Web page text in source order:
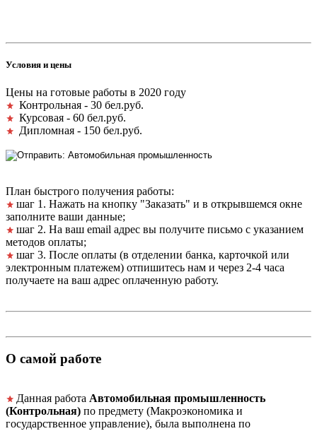
Условия и цены
Цены на готовые работы в 2020 году
Контрольная - 30 бел.руб.
Курсовая - 60 бел.руб.
Дипломная - 150 бел.руб.
План быстрого получения работы:
шаг 1. Нажать на кнопку "Заказать" и в открывшемся окне
заполните ваши данные;
шаг 2. На ваш email адрес вы получите письмо с указанием
методов оплаты;
шаг 3. После оплаты (в отделении банка, карточкой или
электронным платежем) отпишитесь нам и через 2-4 часа
получаете на ваш адрес оплаченную работу.
О самой работе
Данная работа Автомобильная промышленность
(Контрольная) по предмету (Макроэкономика и
государственное управление), была выполнена по